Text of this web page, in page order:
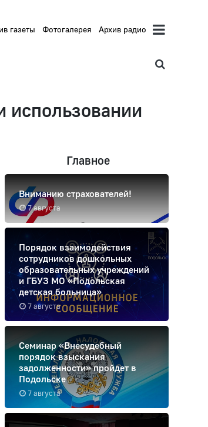
газеты Фотогалерея Архив радио
использовании
Главное
7 августа
Вниманию страхователей!
7 августа
Порядок взаимодействия
сотрудников дошкольных
образовательных учреждений
и ГБУЗ МО «Подольская
детская больница»
7 августа
Семинар «Внесудебный
порядок взыскания
задолженности» пройдет в
Подольске